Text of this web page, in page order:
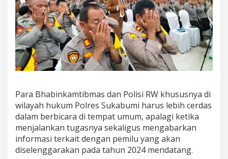
Para Bhabinkamtibmas dan Polisi RW khususnya di
wilayah hukum Polres Sukabumi harus lebih cerdas
dalam berbicara di tempat umum, apalagi ketika
menjalankan tugasnya sekaligus mengabarkan
informasi terkait dengan pemilu yang akan
diselenggarakan pada tahun 2024 mendatang.